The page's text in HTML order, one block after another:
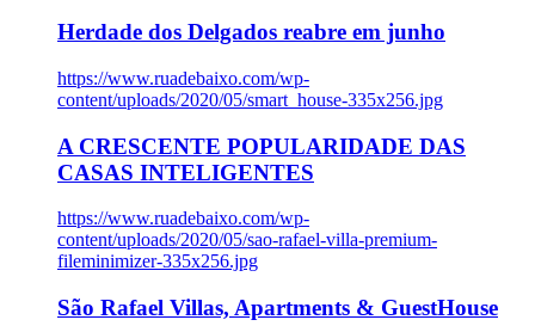
Herdade dos Delgados reabre em junho
https://www.ruadebaixo.com/wp-
content/uploads/2020/05/smart_house-335x256.jpg
A CRESCENTE POPULARIDADE DAS
CASAS INTELIGENTES
https://www.ruadebaixo.com/wp-
content/uploads/2020/05/sao-rafael-villa-premium-
fileminimizer-335x256.jpg
São Rafael Villas, Apartments & GuestHouse